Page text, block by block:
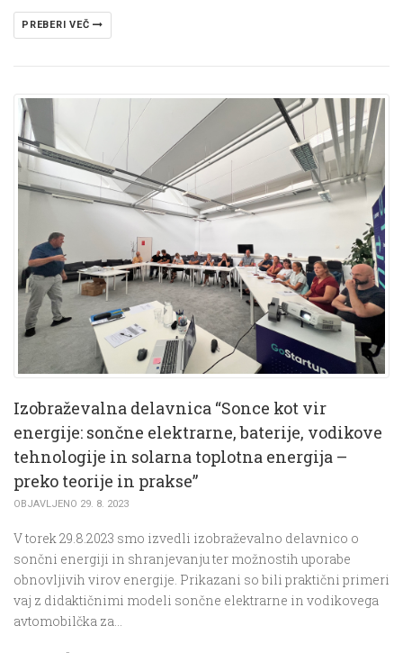
PREBERI VEČ
Izobraževalna delavnica “Sonce kot vir
energije: sončne elektrarne, baterije, vodikove
tehnologije in solarna toplotna energija –
preko teorije in prakse”
OBJAVLJENO 29. 8. 2023
V torek 29.8.2023 smo izvedli izobraževalno delavnico o
sončni energiji in shranjevanju ter možnostih uporabe
obnovljivih virov energije. Prikazani so bili praktični primeri
vaj z didaktičnimi modeli sončne elektrarne in vodikovega
avtomobilčka za…